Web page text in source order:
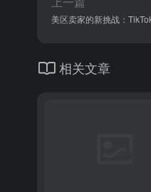
美区卖家的新挑战：
相关文章